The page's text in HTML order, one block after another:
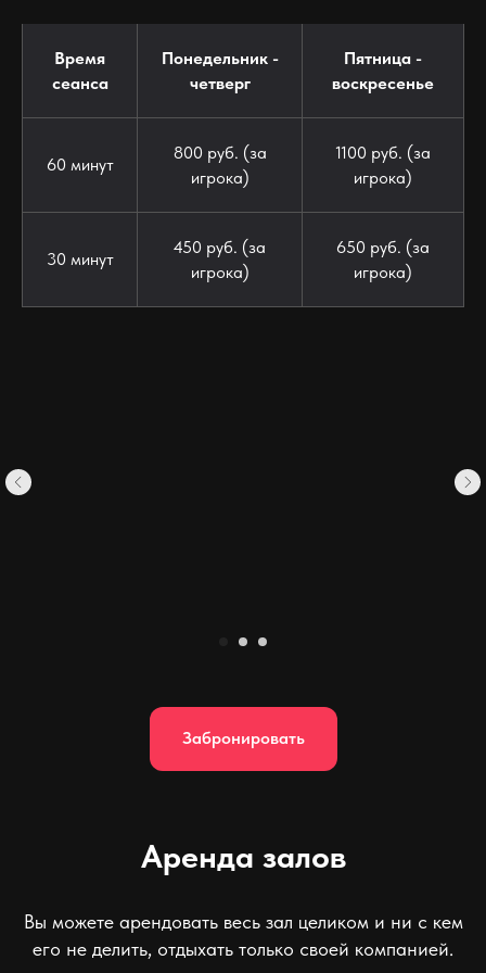
Время
сеанса
Понедельник -
четверг
Пятница -
воскресенье
60 минут
800 руб. (за
игрока)
1100 руб. (за
игрока)
30 минут
450 руб. (за
игрока)
650 руб. (за
игрока)
Забронировать
Аренда залов
Вы можете арендовать весь зал целиком и ни с кем
его не делить, отдыхать только своей компанией.